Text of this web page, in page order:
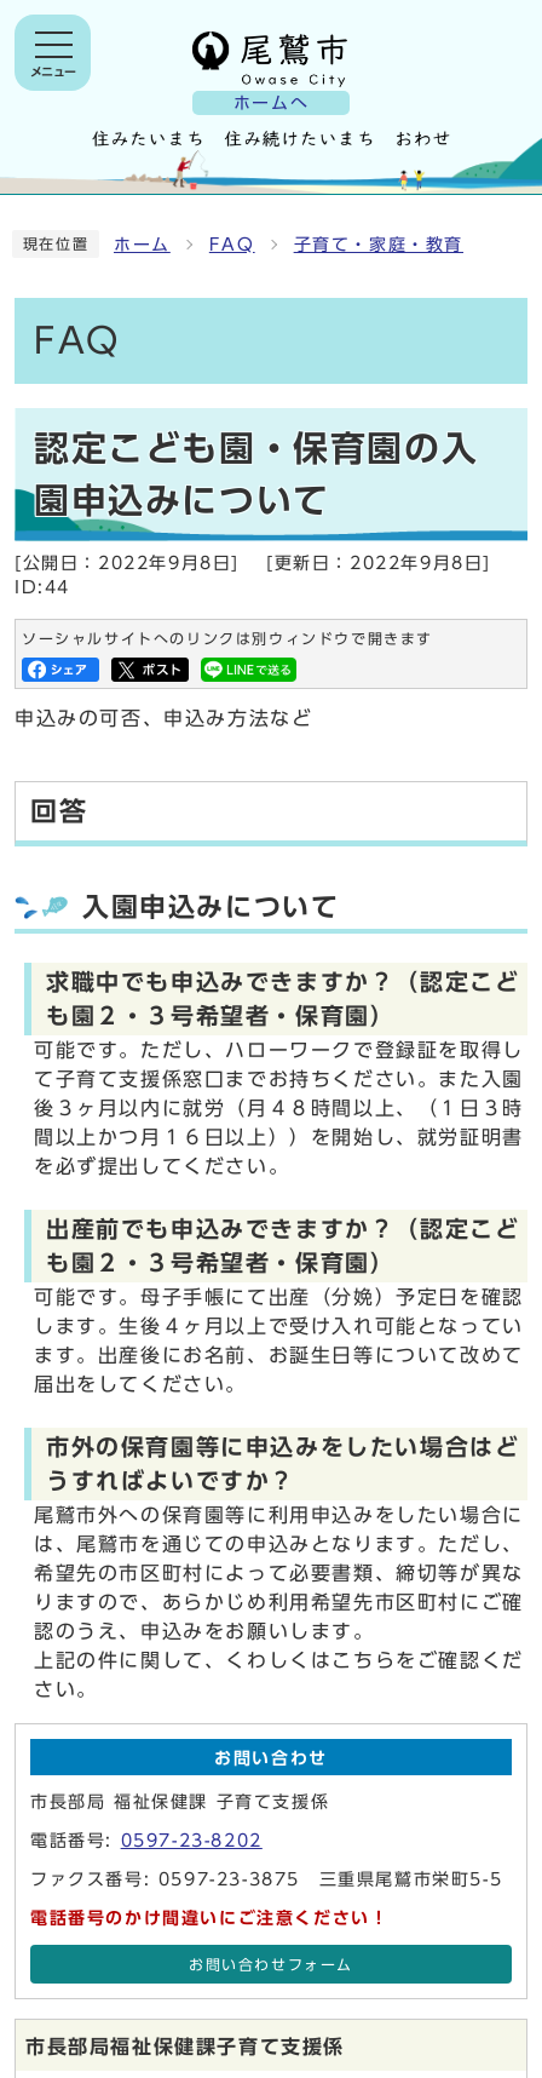
ホームへ
メニュー
現在位置 ホーム FAQ 子育て・家庭・教育
FAQ
認定こども園・保育園の入
園申込みについて
[公開日：2022年9月8日]
[更新日：2022年9月8日]
ID:44
ソーシャルサイトへのリンクは別ウィンドウで開きます
申込みの可否、申込み方法など
回答
入園申込みについて
求職中でも申込みできますか？（認定こど
も園２・３号希望者・保育園）
可能です。ただし、ハローワークで登録証を取得し
て子育て支援係窓口までお持ちください。また入園
後３ヶ月以内に就労（月４８時間以上、（１日３時
間以上かつ月１６日以上））を開始し、就労証明書
を必ず提出してください。
出産前でも申込みできますか？（認定こど
も園２・３号希望者・保育園）
可能です。母子手帳にて出産（分娩）予定日を確認
します。生後４ヶ月以上で受け入れ可能となってい
ます。出産後にお名前、お誕生日等について改めて
届出をしてください。
市外の保育園等に申込みをしたい場合はど
うすればよいですか？
尾鷲市外への保育園等に利用申込みをしたい場合に
は、尾鷲市を通じての申込みとなります。ただし、
希望先の市区町村によって必要書類、締切等が異な
りますので、あらかじめ利用希望先市区町村にご確
認のうえ、申込みをお願いします。
上記の件に関して、くわしくはこちらをご確認くだ
さい。
お問い合わせ
市長部局 福祉保健課 子育て支援係
電話番号: 0597-23-8202
ファクス番号: 0597-23-3875 三重県尾鷲市栄町5-5
電話番号のかけ間違いにご注意ください！
お問い合わせフォーム
市長部局福祉保健課子育て支援係